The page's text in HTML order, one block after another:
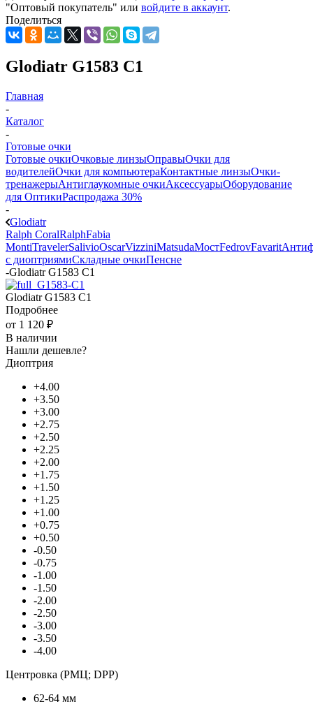
"Оптовый покупатель" или войдите в аккаунт.
Поделиться
Glodiatr G1583 C1
Главная
-
Каталог
-
Готовые очки
Готовые очкиОчковые линзыОправыОчки для
водителейОчки для компьютераКонтактные линзыОчки-
тренажерыАнтиглаукомные очкиАксессуарыОборудование
для ОптикиРаспродажа 30%
-
Glodiatr
Ralph CoralRalphFabia
MontiTravelerSalivioOscarVizziniMatsudaМостFedrovFavarit
с диоптриямиСкладные очкиПенсне
-Glodiatr G1583 C1
Glodiatr G1583 C1
Подробнее
от 1 120 ₽
В наличии
Нашли дешевле?
Диоптрия
+4.00
+3.50
+3.00
+2.75
+2.50
+2.25
+2.00
+1.75
+1.50
+1.25
+1.00
+0.75
+0.50
-0.50
-0.75
-1.00
-1.50
-2.00
-2.50
-3.00
-3.50
-4.00
Центровка (РМЦ; DPP)
62-64 мм